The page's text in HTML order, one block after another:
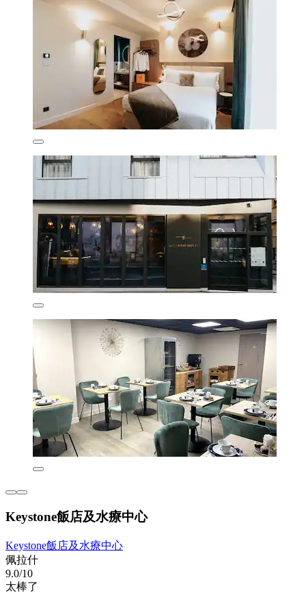
Keystone飯店及水療中心
Keystone飯店及水療中心
佩拉什
9.0/10
太棒了